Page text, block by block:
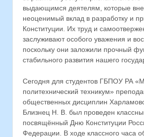
выдающимся деятелям, которые
неоценимый вклад в разработку и
Конституции. Их труд и
заслуживают особого уважения и
поскольку они заложили прочный
стабильного развития нашего
Сегодня для студентов ГБПОУ РА
политехнический техникум»
общественных дисциплин
Близнец Н. В. был проведен
посвящённый Дню Конституции
Федерации. В ходе классного часа